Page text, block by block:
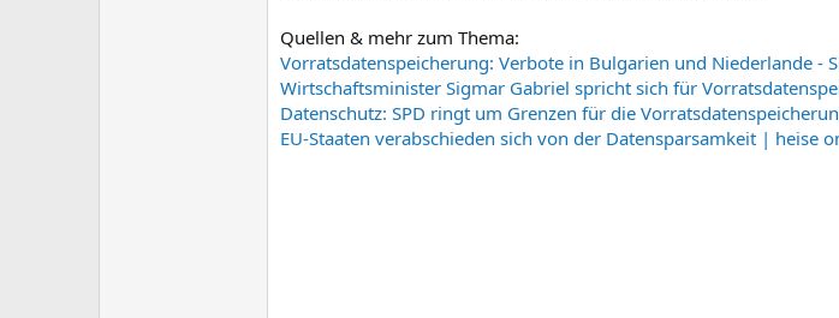
Quellen & mehr zum Thema:
Vorratsdatenspeicherung: Verbote in Bulgarien und Niederlande -
Wirtschaftsminister Sigmar Gabriel spricht sich für
Datenschutz: SPD ringt um Grenzen für die
EU-Staaten verabschieden sich von der Datensparsamkeit | heise